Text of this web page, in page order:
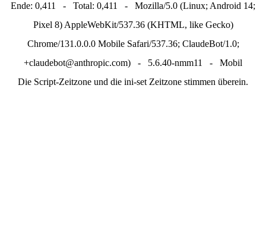
Ende: 0,411 - Total: 0,411 - Mozilla/5.0 (Linux; Android 14;
Pixel 8) AppleWebKit/537.36 (KHTML, like Gecko)
Chrome/131.0.0.0 Mobile Safari/537.36; ClaudeBot/1.0;
+claudebot@anthropic.com) - 5.6.40-nmm11 - Mobil
Die Script-Zeitzone und die ini-set Zeitzone stimmen überein.